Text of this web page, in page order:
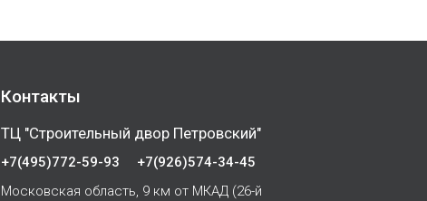
Контакты
ТЦ "Строительный двор Петровский"
+7(495)772-59-93
+7(926)574-34-45
Московская область, 9 км от МКАД (26-й